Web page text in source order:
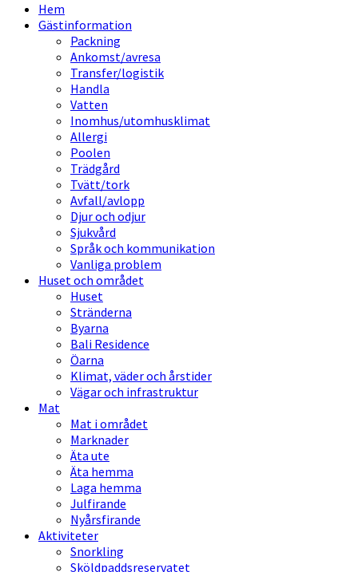
Hem
Gästinformation
Packning
Ankomst/avresa
Transfer/logistik
Handla
Vatten
Inomhus/utomhusklimat
Allergi
Poolen
Trädgård
Tvätt/tork
Avfall/avlopp
Djur och odjur
Sjukvård
Språk och kommunikation
Vanliga problem
Huset och området
Huset
Stränderna
Byarna
Bali Residence
Öarna
Klimat, väder och årstider
Vägar och infrastruktur
Mat
Mat i området
Marknader
Äta ute
Äta hemma
Laga hemma
Julfirande
Nyårsfirande
Aktiviteter
Snorkling
Sköldpaddsreservatet